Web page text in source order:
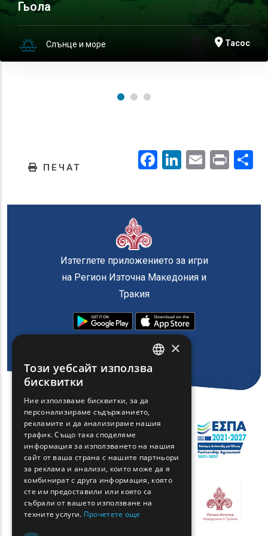
Гьола
Слънце и море Тасос
ПЕЧАТ Facebook
LinkedIn
EmailPrint
Изтеглете приложението за игри
на Регион Източна Македония и
Тракия
ENGLISH
FRENCH
ROMANIAN
TURKISH
×
Този уебсайт използва
бисквитки
Ние използваме бисквитки, за да
персонализираме съдържанието,
рекламите и да анализираме нашия
трафик. Също така споделяме
информация за използването на нашия
сайт от ваша страна с нашите партньори
за реклама и анализи, които може да я
комбинират с друга информация, която
сте им предоставили или която са
събрали от вашето използване на
техните услуги. Прочетете още